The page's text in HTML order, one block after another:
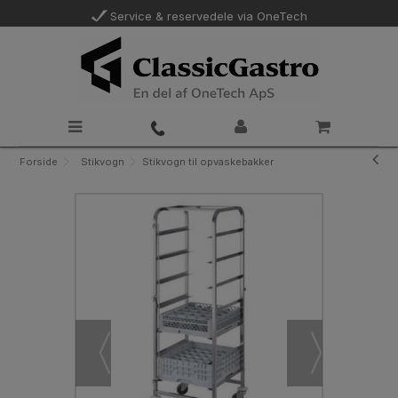
Service & reservedele via OneTech
Forside Stikvogn Stikvogn til opvaskebakker